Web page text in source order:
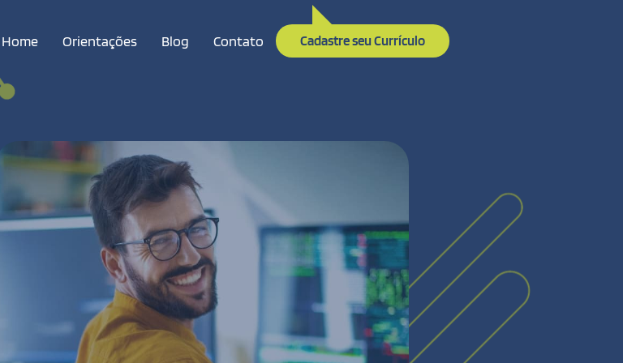
Home Orientações Blog Contato Cadastre seu Currículo
Staff
Temos
de